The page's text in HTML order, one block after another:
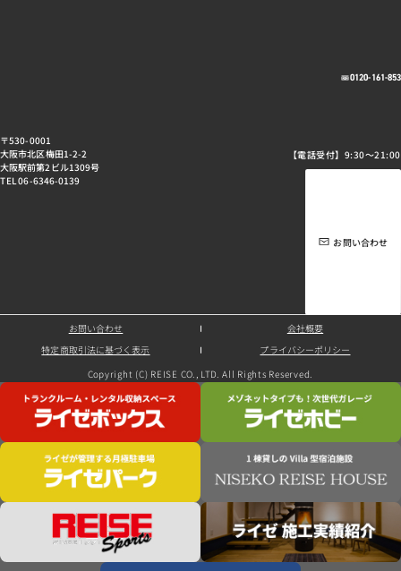
〒530-0001
大阪市北区梅田1-2-2
大阪駅前第2ビル1309号
TEL 06-6346-0139
0120-161-853
【電話受付】9:30～21:00
お問い合わせ
お問い合わせ 会社概要
特定商取引法に基づく表示 プライバシーポリシー
Copyright (C) REISE CO., LTD. All Rights Reserved.